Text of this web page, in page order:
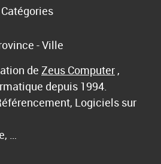
Catégories
- Ville
de Zeus Computer ,
depuis 1994.
Logiciels sur
…